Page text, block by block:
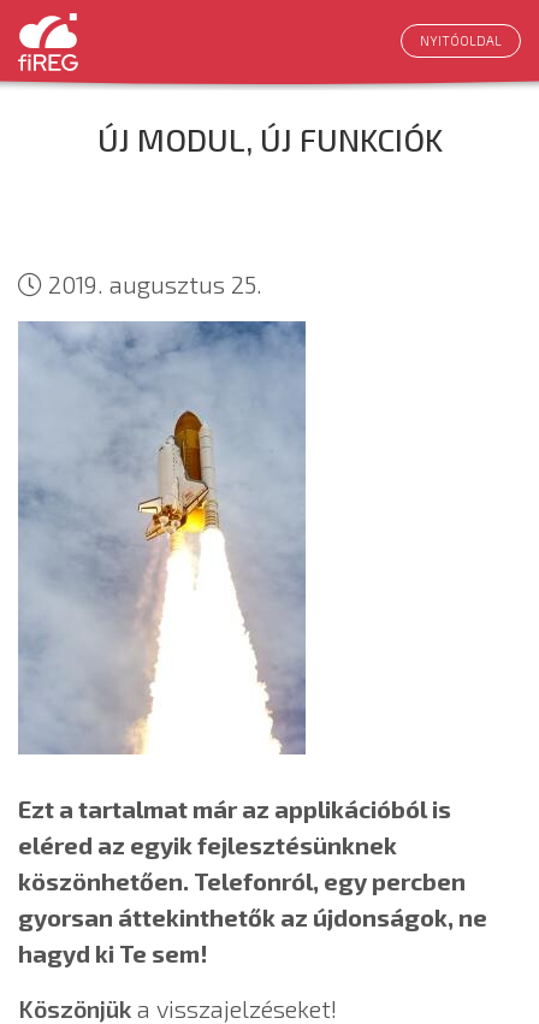
NYITÓOLDAL
ÚJ MODUL, ÚJ FUNKCIÓK
2019. augusztus 25.
Ezt a tartalmat már az applikációból is
eléred az egyik fejlesztésünknek
köszönhetően. Telefonról, egy percben
gyorsan áttekinthetők az újdonságok, ne
hagyd ki Te sem!
Köszönjük a visszajelzéseket!